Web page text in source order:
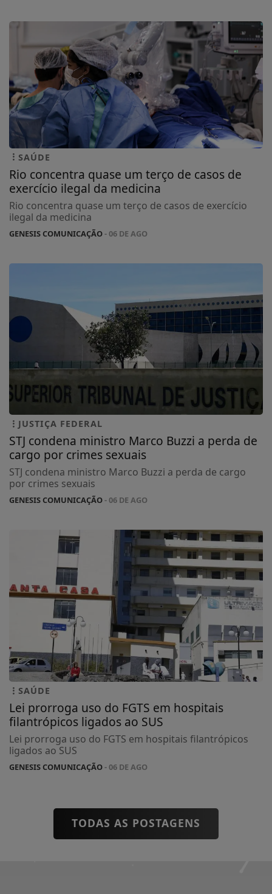
SAÚDE
Rio concentra quase um terço de casos de
exercício ilegal da medicina
Rio concentra quase um terço de casos de exercício
ilegal da medicina
GENESIS COMUNICAÇÃO- 06 DE AGO
JUSTIÇA FEDERAL
STJ condena ministro Marco Buzzi a perda de
cargo por crimes sexuais
STJ condena ministro Marco Buzzi a perda de cargo
por crimes sexuais
GENESIS COMUNICAÇÃO- 06 DE AGO
SAÚDE
Lei prorroga uso do FGTS em hospitais
filantrópicos ligados ao SUS
Lei prorroga uso do FGTS em hospitais filantrópicos
ligados ao SUS
GENESIS COMUNICAÇÃO- 06 DE AGO
TODAS AS POSTAGENS